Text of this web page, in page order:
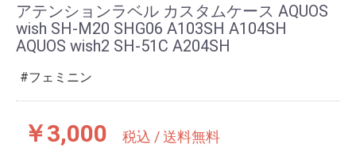
アテンションラベル カスタムケース AQUOS
wish SH-M20 SHG06 A103SH A104SH
AQUOS wish2 SH-51C A204SH
フェミニン
￥3,000 税込 / 送料無料